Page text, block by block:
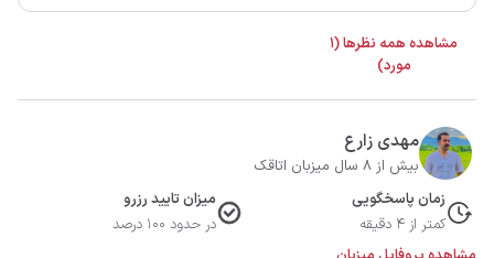
مشاهده همه نظرها (1
مورد)
مهدی زارع
بیش از 8 سال میزبان اتاقک
زمان پاسخگویی
کمتر از 4 دقیقه
میزان تایید رزرو
در حدود 100 درصد